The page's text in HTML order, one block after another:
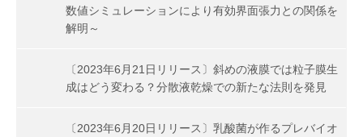
数値シミュレーションにより有効界面張力との関係を
解明～
〔2023年6月21日リリース〕斜めの液膜では粒子膜生
成はどう変わる？分散液乾燥での新たな法則を発見
〔2023年6月20日リリース〕乳酸菌が作るプレバイオ